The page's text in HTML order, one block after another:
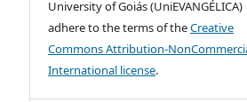
University of Goiás (UniEVANGÉLICA)
adhere to the terms of theCreative
Commons Attribution-
International license.